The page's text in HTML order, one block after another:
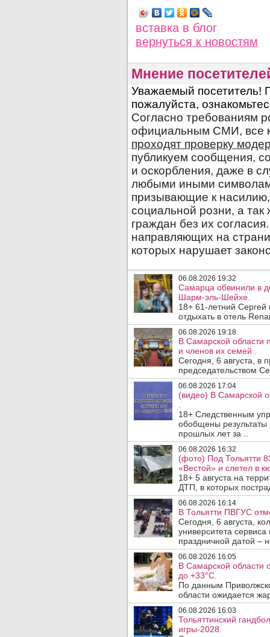
вставка в блог
вернуться к новостям
Мнение
06.08.2026 19:32
Самарца обвинили в
Шарм-эль-Шейхе.
18+ 61-летний
отдыхать в отель
06.08.2026 19:18
В Самарской области
и членов их семей .
Сегодня, 6 августа, в
председательством
06.08.2026 17:04
(видео) В Самарской
18+ Следственным
обобщены результаты
прошлых лет за ..
06.08.2026 16:32
(фото) Под Тольятти
«Вестой» и слетел в
18+ 5 августа на
ДТП, в которых
06.08.2026 16:14
В Тольятти ПВГУС
Сегодня, 6 августа,
университета
праздничной датой –
06.08.2026 16:05
В Самарской области
до +33°C.
По данным
области ожидается
06.08.2026 16:03
Тольяттинский
игры-2028.